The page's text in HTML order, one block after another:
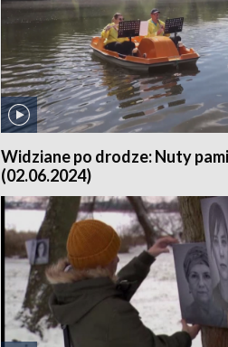
Widziane po drodze: Nuty
(02.06.2024)